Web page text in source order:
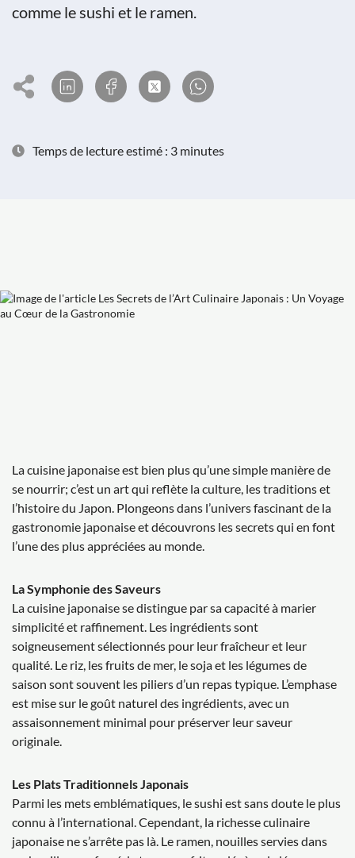
comme le sushi et le ramen.
Temps de lecture estimé : 3 minutes
La cuisine japonaise est bien plus qu’une simple manière de
se nourrir; c’est un art qui reflète la culture, les traditions et
l’histoire du Japon. Plongeons dans l’univers fascinant de la
gastronomie japonaise et découvrons les secrets qui en font
l’une des plus appréciées au monde.
La Symphonie des Saveurs
La cuisine japonaise se distingue par sa capacité à marier
simplicité et raffinement. Les ingrédients sont
soigneusement sélectionnés pour leur fraîcheur et leur
qualité. Le riz, les fruits de mer, le soja et les légumes de
saison sont souvent les piliers d’un repas typique. L’emphase
est mise sur le goût naturel des ingrédients, avec un
assaisonnement minimal pour préserver leur saveur
originale.
Les Plats Traditionnels Japonais
Parmi les mets emblématiques, le sushi est sans doute le plus
connu à l’international. Cependant, la richesse culinaire
japonaise ne s’arrête pas là. Le ramen, nouilles servies dans